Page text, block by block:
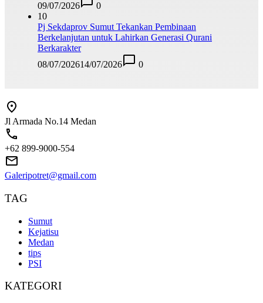
09/07/2026
0
10
Pj Sekdaprov Sumut Tekankan Pembinaan
Berkelanjutan untuk Lahirkan Generasi Qurani
Berkarakter
08/07/202614/07/2026 0
Jl Armada No.14 Medan
+62 899-9000-554
Galeripotret@gmail.com
TAG
Sumut
Kejatisu
Medan
tips
PSI
KATEGORI